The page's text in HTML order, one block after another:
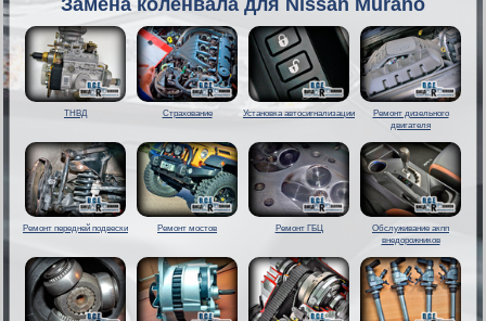
Замена коленвала для Nissan Murano
ТНВД Страхование Установка автосигнализации
Ремонт дизельного
двигателя
Ремонт передней подвески Ремонт мостов Ремонт ГБЦ
Обслуживание акпп
внедорожников